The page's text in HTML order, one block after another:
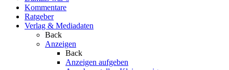
Kommentare
Ratgeber
Verlag & Mediadaten
Back
Anzeigen
Back
Anzeigen aufgeben